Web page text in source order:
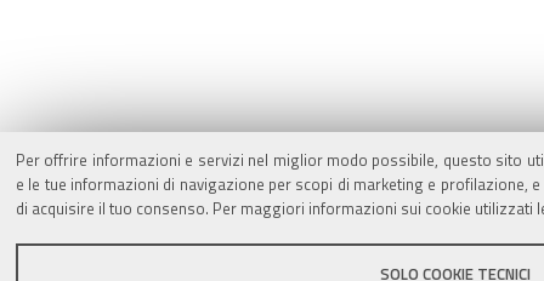
Per offrire informazioni e servizi nel miglior modo possibile, questo sito
e le tue informazioni di navigazione per scopi di marketing e
di acquisire il tuo consenso. Per maggiori informazioni sui cookie utilizzati
SOLO COOKIE TECNICI